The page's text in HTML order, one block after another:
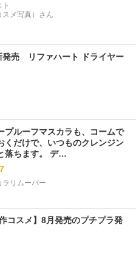
メ写真）さん
売　リファハート ドライヤー
プルーフマスカラも、コームで
くだけで、いつものクレンジン
落ちます。 デ…
7
ラリムーバー
コスメ】8月発売のプチプラ発